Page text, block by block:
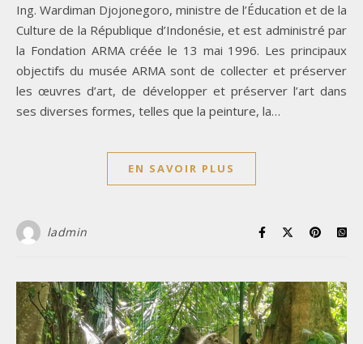
Ing. Wardiman Djojonegoro, ministre de l’Éducation et de la
Culture de la République d’Indonésie, et est administré par
la Fondation ARMA créée le 13 mai 1996. Les principaux
objectifs du musée ARMA sont de collecter et préserver
les œuvres d’art, de développer et préserver l’art dans
ses diverses formes, telles que la peinture, la…
EN SAVOIR PLUS
ladmin